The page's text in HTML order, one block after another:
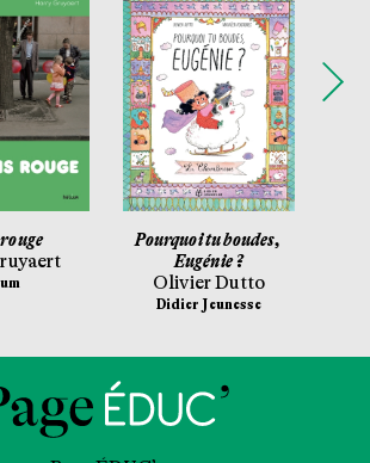
Pourquoi tu boudes,
Eugénie ?
Olivier Dutto
Didier Jeunesse